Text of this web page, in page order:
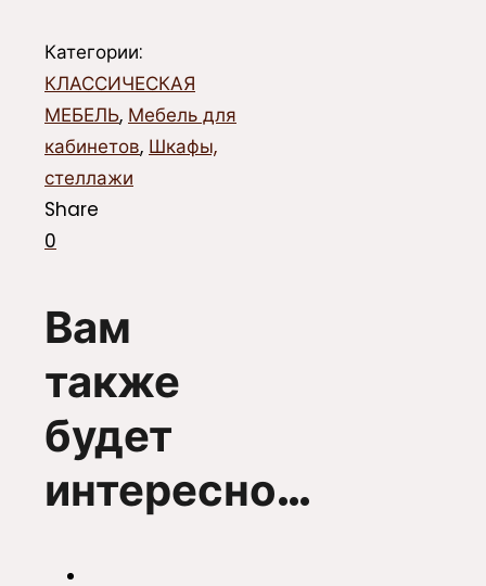
Категории:
КЛАССИЧЕСКАЯ
МЕБЕЛЬ, Мебель для
кабинетов, Шкафы,
стеллажи
Share
0
Вам
также
будет
интересно…